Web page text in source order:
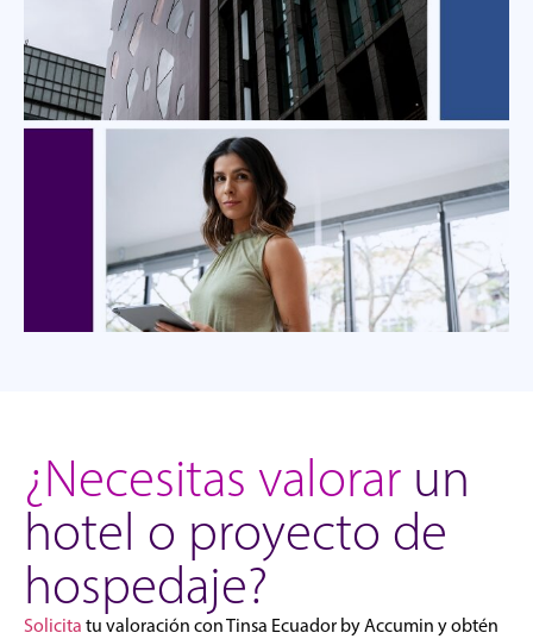
¿Necesitas valorar un
hotel o proyecto de
hospedaje?
Solicita tu valoración con Tinsa Ecuador by Accumin y obtén